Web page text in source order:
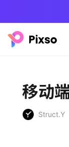
移动
Struct.Y